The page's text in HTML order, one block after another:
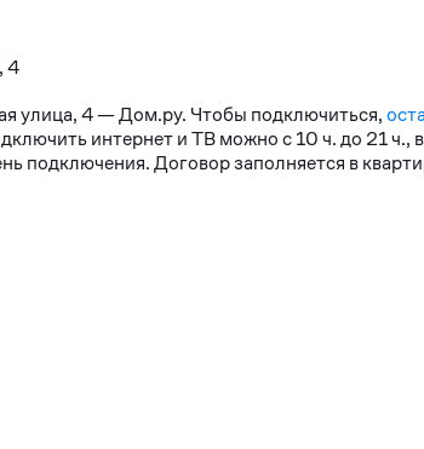
4
улица, 4 — Дом.ру. Чтобы подключиться,
интернет и ТВ можно с 10 ч. до 21
подключения. Договор заполняется в